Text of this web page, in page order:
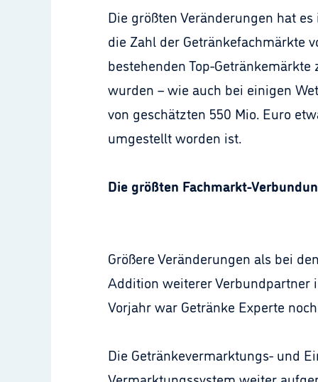
Die größten Veränderungen hat
die Zahl der Getränkefachmärkte
bestehenden Top-
wurden – wie auch bei einigen
von geschätzten 550 Mio. Euro
umgestellt worden ist.
Die größten Fachmarkt-
Größere Veränderungen als bei
Addition weiterer Verbundpartner
Vorjahr war Getränke Experte
Die Getränkevermarktungs- und